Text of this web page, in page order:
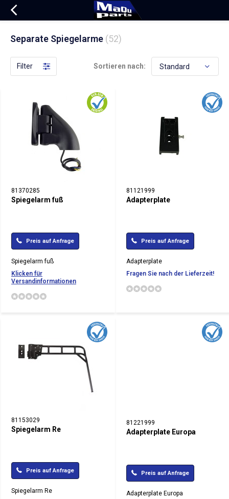
Separate Spiegelarme (52)
Filter Sortieren nach:
81370285
Spiegelarm fuß
Preis auf Anfrage
Spiegelarm fuß
Klicken für
Versandinformationen
81121999
Adapterplate
Preis auf Anfrage
Adapterplate
Fragen Sie nach der Lieferzeit!
81153029
Spiegelarm Re
Preis auf Anfrage
Spiegelarm Re
81221999
Adapterplate Europa
Preis auf Anfrage
Adapterplate Europa